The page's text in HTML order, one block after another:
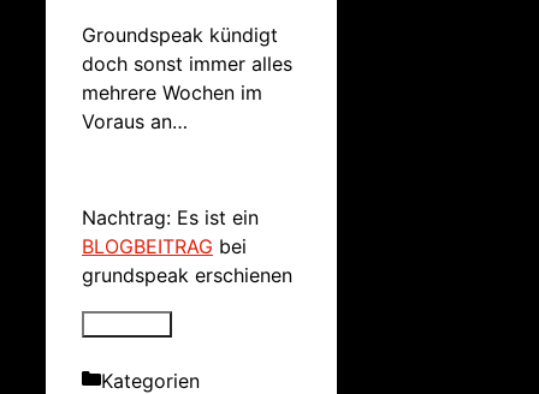
Groundspeak kündigt
doch sonst immer alles
mehrere Wochen im
Voraus an…
Nachtrag: Es ist ein
BLOGBEITRAG bei
grundspeak erschienen
Kategorien